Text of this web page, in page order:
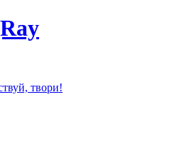
твори!